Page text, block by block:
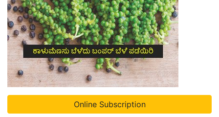
Online Subscription